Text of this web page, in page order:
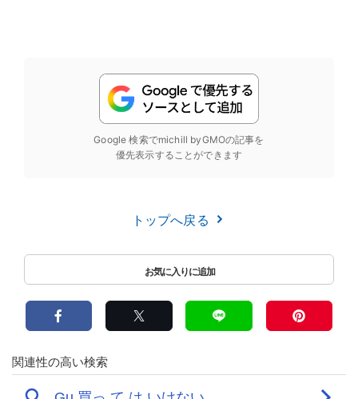
Google 検索でmichill byGMOの記事を
優先表示することができます
トップへ戻る